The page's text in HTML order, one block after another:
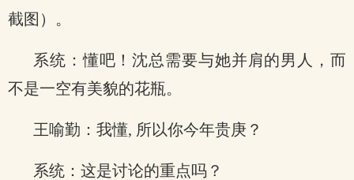
截图）。
系统：懂吧！沈总需要与她并肩的男人，而
不是一空有美貌的花瓶。
王喻勤：我懂, 所以你今年贵庚？
系统：这是讨论的重点吗？